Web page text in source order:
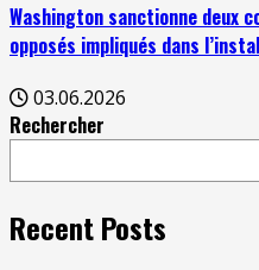
Washington sanctionne deux
opposés impliqués dans
03.06.2026
Rechercher
Recent Posts